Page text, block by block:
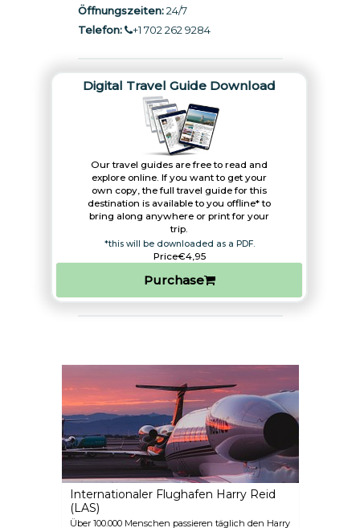
Öffnungszeiten:24/7
Telefon:
+1 702 262 9284
Digital Travel Guide Download
Our travel guides are free to read and
explore online. If you want to get your
own copy, the full travel guide for this
destination is available to you offline* to
bring along anywhere or print for your
trip.​
*this will be downloaded as a PDF.
Price€4,95
Purchase
Internationaler Flughafen Harry Reid
(LAS)
Über 100.000 Menschen passieren täglich den Harry